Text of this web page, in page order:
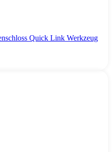
Quick Link Werkzeug